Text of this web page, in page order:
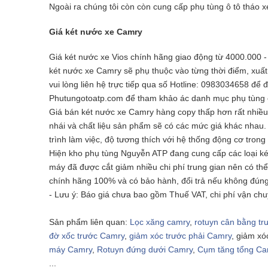
Ngoài ra chúng tôi còn còn cung cấp phụ tùng ô tô tháo
Giá két nước xe Camry
Giá két nước xe Vios chính hãng giao động từ
két nước xe Camry sẽ phụ thuộc vào từng thời điểm,
vui lòng liên hệ trực tiếp qua số Hotline: 0983034658 để
Phutungotoatp.com để tham khảo ác danh mục phụ tùng
Giá bán két nước xe Camry hàng copy thấp hơn rất
nhái và chất liệu sản phẩm sẽ có các mức giá khác
trình làm việc, độ tương thích với hệ thống động cơ trong
Hiện kho phụ tùng Nguyễn ATP đang cung cấp các
máy đã được cắt giảm nhiều chi phí trung gian nên có
chính hãng 100% và có bảo hành, đổi trả nếu không
- Lưu ý: Báo giá chưa bao gồm Thuế VAT, chi phí vận
Sản phẩm liên quan: Lọc xăng camry, rotuyn cân bằng
đờ xốc trước Camry, giảm xóc trước phải Camry, giảm
máy Camry, Rotuyn đứng dưới Camry, Cụm tăng tổng